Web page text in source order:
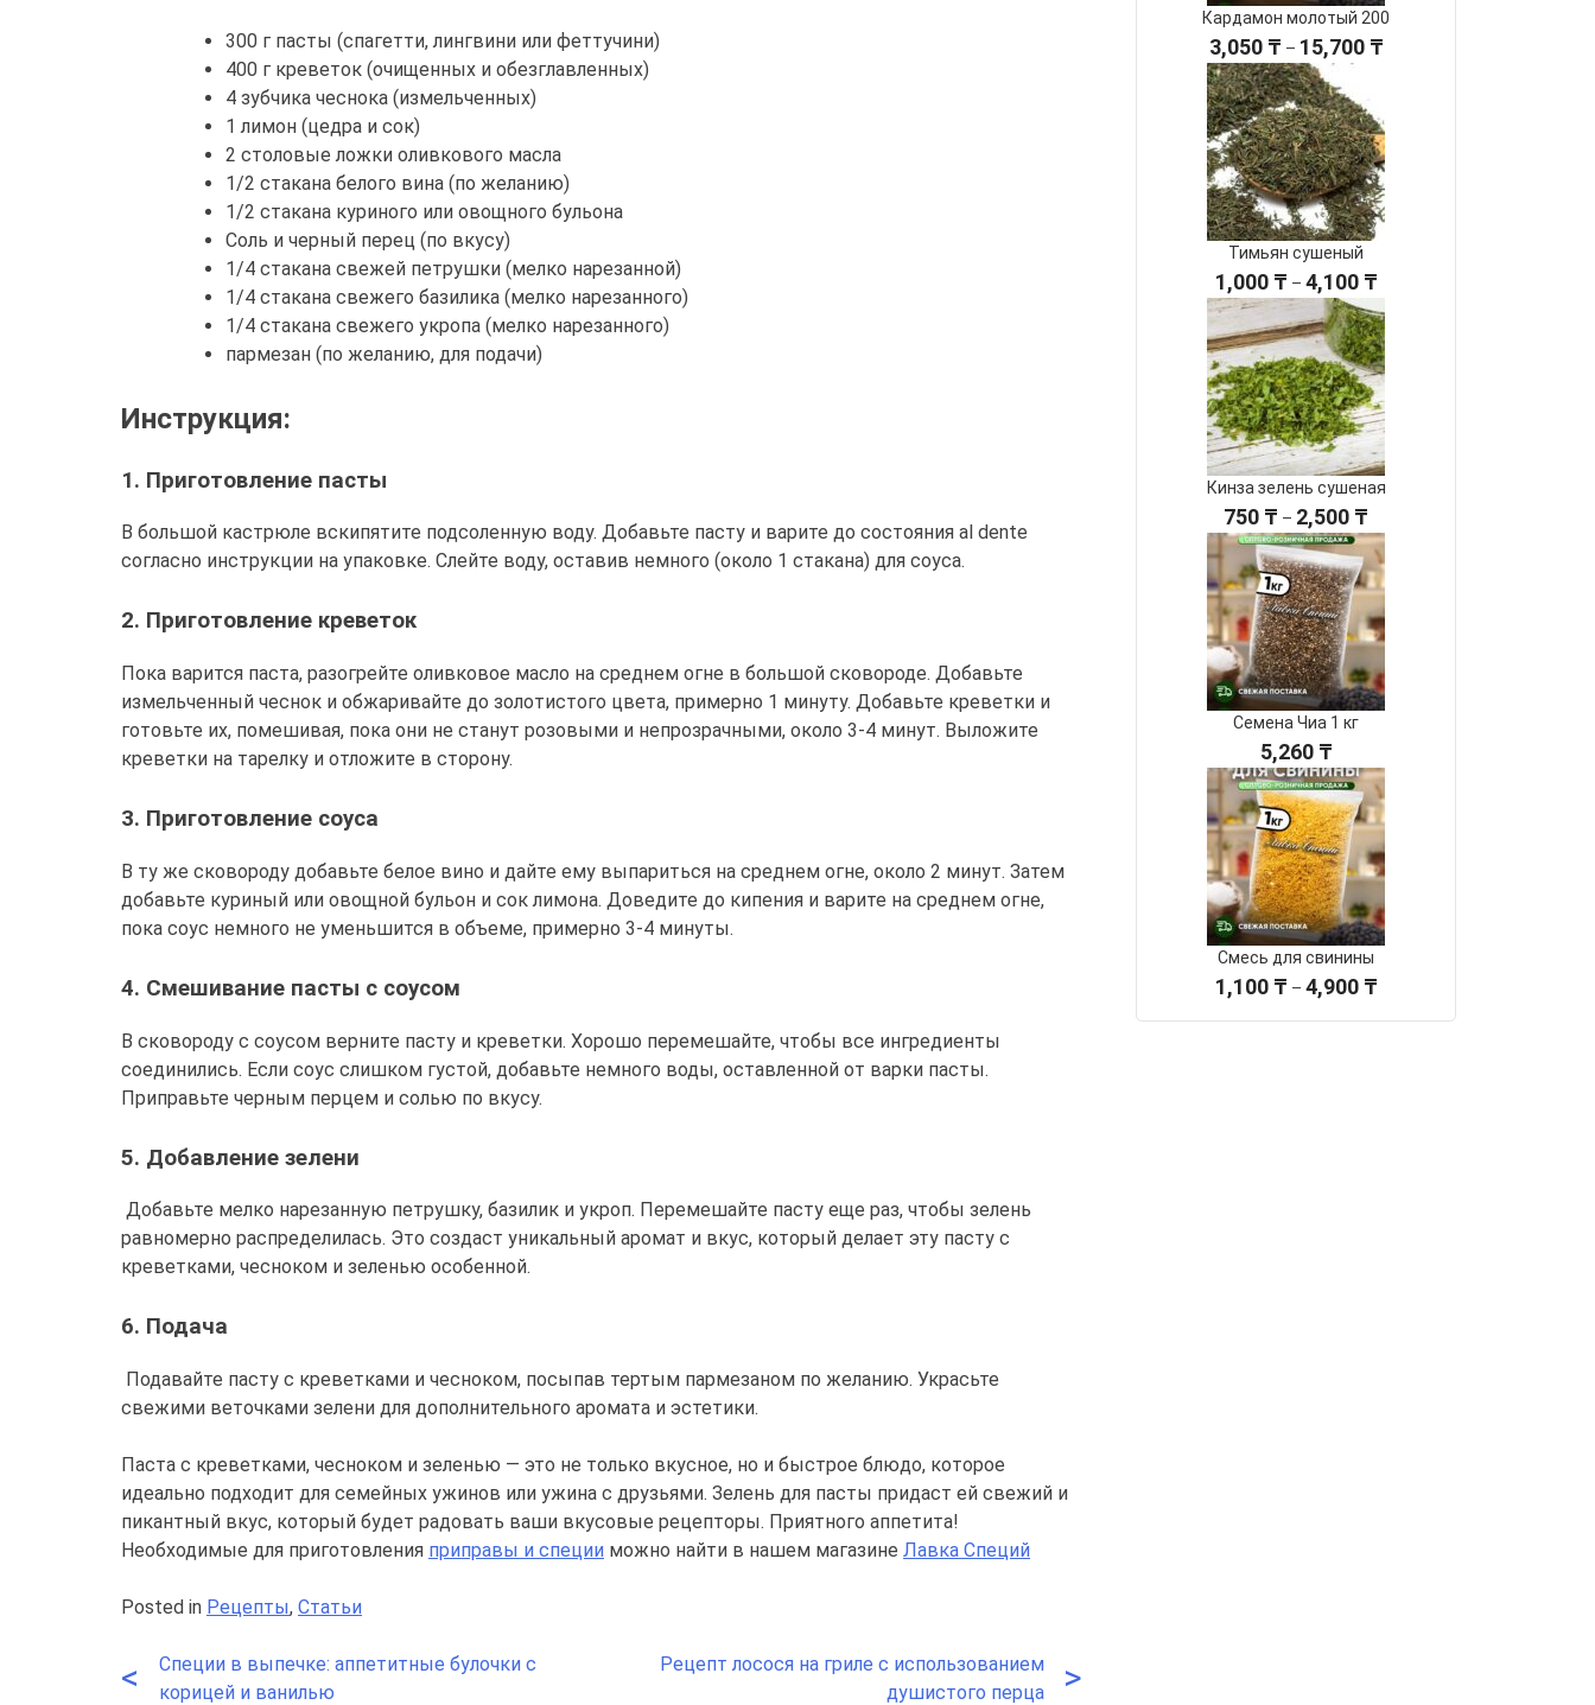
300 г пасты (спагетти, лингвини или феттучини)
400 г креветок (очищенных и обезглавленных)
4 зубчика чеснока (измельченных)
1 лимон (цедра и сок)
2 столовые ложки оливкового масла
1/2 стакана белого вина (по желанию)
1/2 стакана куриного или овощного бульона
Соль и черный перец (по вкусу)
1/4 стакана свежей петрушки (мелко нарезанной)
1/4 стакана свежего базилика (мелко нарезанного)
1/4 стакана свежего укропа (мелко нарезанного)
пармезан (по желанию, для подачи)
Инструкция:
1. Приготовление пасты
В большой кастрюле вскипятите подсоленную воду. Добавьте пасту и варите до состояния al dente
согласно инструкции на упаковке. Слейте воду, оставив немного (около 1 стакана) для соуса.
2. Приготовление креветок
Пока варится паста, разогрейте оливковое масло на среднем огне в большой сковороде. Добавьте
измельченный чеснок и обжаривайте до золотистого цвета, примерно 1 минуту. Добавьте креветки и
готовьте их, помешивая, пока они не станут розовыми и непрозрачными, около 3-4 минут. Выложите
креветки на тарелку и отложите в сторону.
3. Приготовление соуса
В ту же сковороду добавьте белое вино и дайте ему выпариться на среднем огне, около 2 минут. Затем
добавьте куриный или овощной бульон и сок лимона. Доведите до кипения и варите на среднем огне,
пока соус немного не уменьшится в объеме, примерно 3-4 минуты.
4. Смешивание пасты с соусом
В сковороду с соусом верните пасту и креветки. Хорошо перемешайте, чтобы все ингредиенты
соединились. Если соус слишком густой, добавьте немного воды, оставленной от варки пасты.
Приправьте черным перцем и солью по вкусу.
5. Добавление зелени
Добавьте мелко нарезанную петрушку, базилик и укроп. Перемешайте пасту еще раз, чтобы зелень
равномерно распределилась. Это создаст уникальный аромат и вкус, который делает эту пасту с
креветками, чесноком и зеленью особенной.
6. Подача
Подавайте пасту с креветками и чесноком, посыпав тертым пармезаном по желанию. Украсьте
свежими веточками зелени для дополнительного аромата и эстетики.
Паста с креветками, чесноком и зеленью — это не только вкусное, но и быстрое блюдо, которое
идеально подходит для семейных ужинов или ужина с друзьями. Зелень для пасты придаст ей свежий и
пикантный вкус, который будет радовать ваши вкусовые рецепторы. Приятного аппетита!
Необходимые для приготовления приправы и специи можно найти в нашем магазине Лавка Специй
Posted in Рецепты, Статьи
Навигация
<
Специи в выпечке: аппетитные булочки с
корицей и ванилью
Рецепт лосося на гриле с использованием
душистого перца
>
Кардамон молотый 200
3,050 ₸ – 15,700 ₸Диапазон
–
15,700 ₸
Тимьян сушеный
1,000 ₸ – 4,100 ₸Диапазон
1,000 ₸
–
4,100 ₸
Кинза зелень сушеная
750 ₸ – 2,500 ₸
цен:
750 ₸
–
2,500 ₸
Семена Чиа 1 кг
5,260 ₸
Смесь для свинины
1,100 ₸ – 4,900 ₸Диапазон